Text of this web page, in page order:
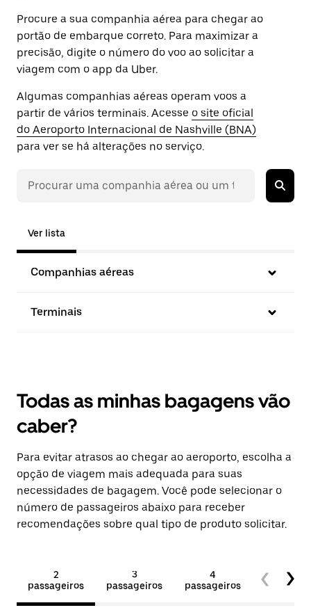
Procure a sua companhia aérea para chegar ao
portão de embarque correto. Para maximizar a
precisão, digite o número do voo ao solicitar a
viagem com o app da Uber.
Algumas companhias aéreas operam voos a
partir de vários terminais. Acesse o site oficial
do Aeroporto Internacional de Nashville (BNA)
para ver se há alterações no serviço.
Ver lista
Companhias aéreas
Terminais
Todas as minhas bagagens vão
caber?
Para evitar atrasos ao chegar ao aeroporto, escolha a
opção de viagem mais adequada para suas
necessidades de bagagem. Você pode selecionar o
número de passageiros abaixo para receber
recomendações sobre qual tipo de produto solicitar.
2
passageiros
3
passageiros
4
passageiros
5+